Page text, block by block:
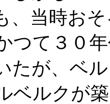
、当時お
つて３０
たが、ベ
ベルクが